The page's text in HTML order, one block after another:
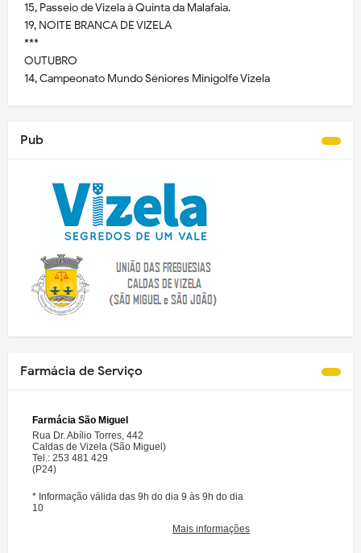
15, Passeio de Vizela à Quinta da Malafaia.
19, NOITE BRANCA DE VIZELA
***
OUTUBRO
14, Campeonato Mundo Séniores Minigolfe Vizela
Pub
Farmácia de Serviço